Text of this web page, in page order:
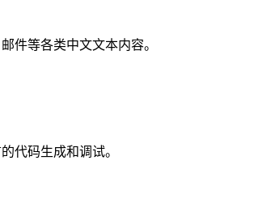
件等各类中文文本内容。
代码生成和调试。